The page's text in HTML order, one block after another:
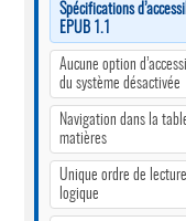
Spécifications
EPUB 1.1
Aucune option
du système désactivée
Navigation dans la
matières
Unique ordre de lecture
logique